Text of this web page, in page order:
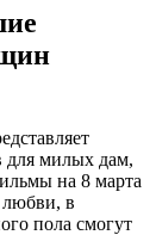
для милых дам,
на 8 марта
любви, в
пола смогут